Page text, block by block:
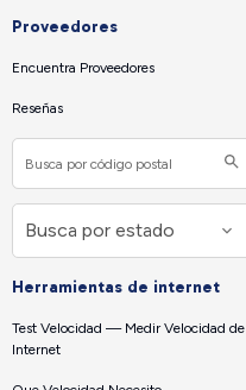
Proveedores
Encuentra Proveedores
Reseñas
Herramientas de internet
Test Velocidad — Medir Velocidad de
Internet